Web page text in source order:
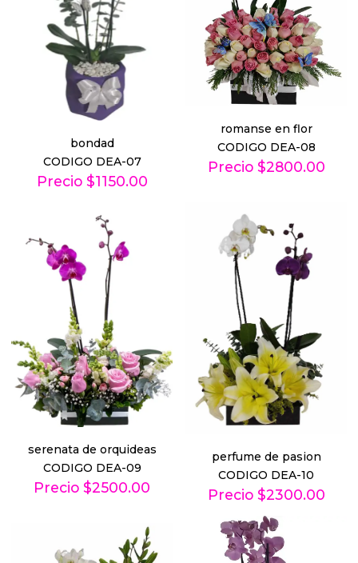
bondad
CODIGO DEA-07
Precio $1150.00
romanse en flor
CODIGO DEA-08
Precio $2800.00
serenata de orquideas
CODIGO DEA-09
Precio $2500.00
perfume de pasion
CODIGO DEA-10
Precio $2300.00